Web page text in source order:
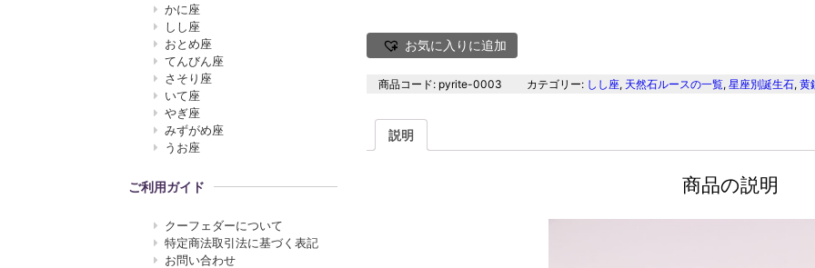
お気に入りに追加
商品コード: pyrite-0003 カテゴリー: しし座, 天然石ルースの一覧,星座別誕生石,黄
説明
商品の説明
かに座
しし座
おとめ座
てんびん座
さそり座
いて座
やぎ座
みずがめ座
うお座
ご利用ガイド
クーフェダーについて
特定商法取引法に基づく表記
お問い合わせ